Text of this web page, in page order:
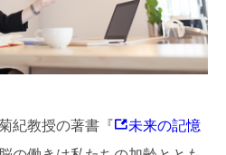
紀教授の著書『
未来の記憶